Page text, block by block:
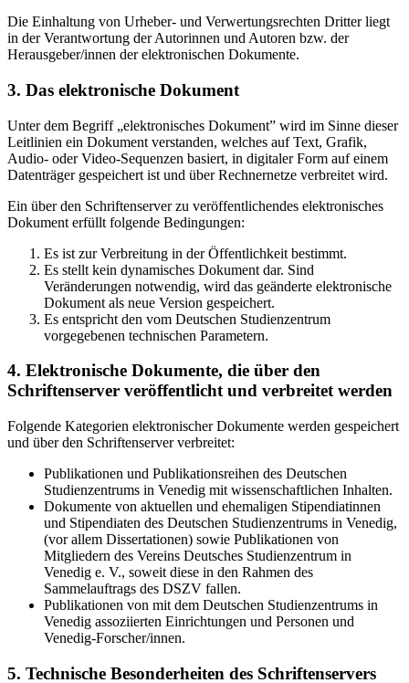
Die Einhaltung von Urheber- und Verwertungsrechten Dritter liegt
in der Verantwortung der Autorinnen und Autoren bzw. der
Herausgeber/innen der elektronischen Dokumente.
3. Das elektronische Dokument
Unter dem Begriff „elektronisches Dokument” wird im Sinne dieser
Leitlinien ein Dokument verstanden, welches auf Text, Grafik,
Audio- oder Video-Sequenzen basiert, in digitaler Form auf einem
Datenträger gespeichert ist und über Rechnernetze verbreitet wird.
Ein über den Schriftenserver zu veröffentlichendes elektronisches
Dokument erfüllt folgende Bedingungen:
Es ist zur Verbreitung in der Öffentlichkeit bestimmt.
Es stellt kein dynamisches Dokument dar. Sind
Veränderungen notwendig, wird das geänderte elektronische
Dokument als neue Version gespeichert.
Es entspricht den vom Deutschen Studienzentrum
vorgegebenen technischen Parametern.
4. Elektronische Dokumente, die über den
Schriftenserver veröffentlicht und verbreitet werden
Folgende Kategorien elektronischer Dokumente werden gespeichert
und über den Schriftenserver verbreitet:
Publikationen und Publikationsreihen des Deutschen
Studienzentrums in Venedig mit wissenschaftlichen Inhalten.
Dokumente von aktuellen und ehemaligen Stipendiatinnen
und Stipendiaten des Deutschen Studienzentrums in Venedig,
(vor allem Dissertationen) sowie Publikationen von
Mitgliedern des Vereins Deutsches Studienzentrum in
Venedig e. V., soweit diese in den Rahmen des
Sammelauftrags des DSZV fallen.
Publikationen von mit dem Deutschen Studienzentrums in
Venedig assoziierten Einrichtungen und Personen und
Venedig-Forscher/innen.
5. Technische Besonderheiten des Schriftenservers